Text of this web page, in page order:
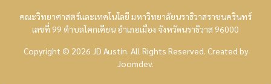
คณะวิทยาศาสตร์และเทคโนโลยี มหาวิทยาลัยนราธิวาสราชนครินทร์
เลขที่ 99 ตำบลโคกเคียน อำเภอเมือง จังหวัดนราธิวาส 96000
Copyright © 2026 JD Austin. All Rights Reserved. Created by
Joomdev.